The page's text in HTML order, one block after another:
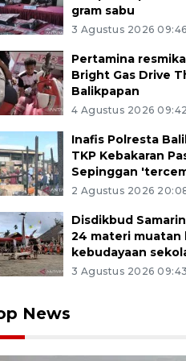
gram sabu
3 Agustus 2026 09:46
Pertamina
Bright Gas Drive
Balikpapan
4 Agustus 2026 09:42
Inafis Polresta
TKP Kebakaran
Sepinggan
2 Agustus 2026
Disdikbud
24 materi muatan
kebudayaan
3 Agustus 2026 09:43
News